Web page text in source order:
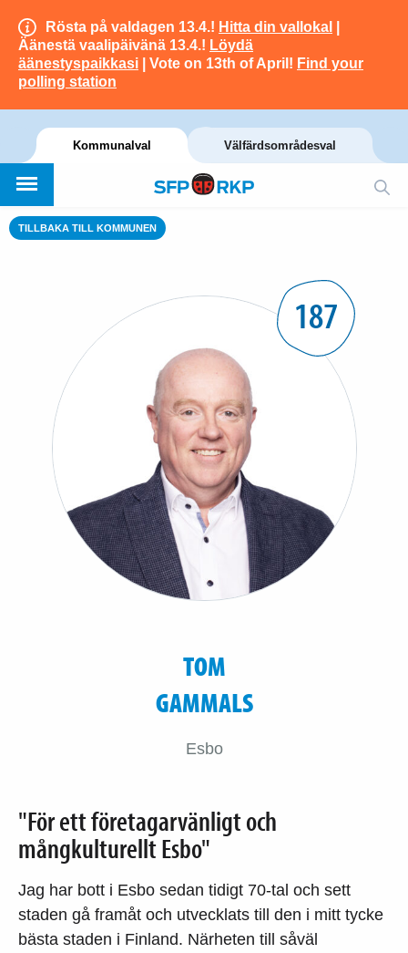
Rösta på valdagen 13.4.! Hitta din vallokal
Äänestä vaalipäivänä 13.4.! Löydä
äänestyspaikkasi | Vote on 13th of April! Find your
polling station
Kommunalval Välfärdsområdesval
TILLBAKA TILL KOMMUNEN
187
TOM
GAMMALS
Esbo
"För ett företagarvänligt och
mångkulturellt Esbo"
Jag har bott i Esbo sedan tidigt 70-tal och sett
staden gå framåt och utvecklats till den i mitt tycke
bästa staden i Finland. Närheten till såväl